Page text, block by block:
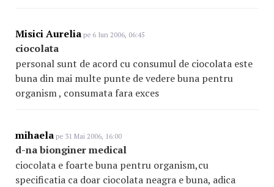
Misici Aurelia pe 6 Iun 2006, 06:45
ciocolata
personal sunt de acord cu consumul de ciocolata este
buna din mai multe punte de vedere buna pentru
organism , consumata fara exces
mihaela pe 31 Mai 2006, 16:00
d-na bionginer medical
ciocolata e foarte buna pentru organism,cu
specificatia ca doar ciocolata neagra e buna, adica